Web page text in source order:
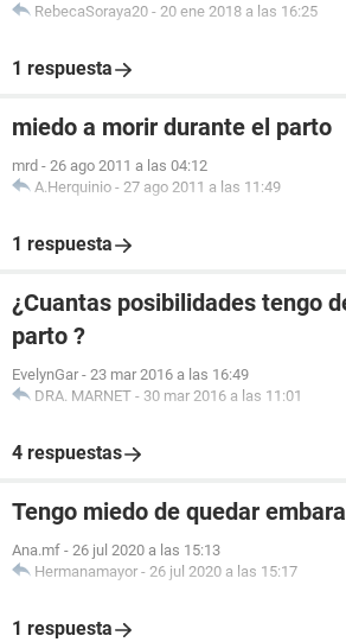
RebecaSoraya20 - 20 ene 2018 a las 16:25
1 respuesta
miedo a morir durante el parto
mrd - 26 ago 2011 a las 04:12
A.Herquinio - 27 ago 2011 a las 11:49
1 respuesta
¿Cuantas posibilidades tengo
parto ?
EvelynGar - 23 mar 2016 a las 16:49
DRA. MARNET - 30 mar 2016 a las 11:01
4 respuestas
Tengo miedo de quedar
Ana.mf - 26 jul 2020 a las 15:13
Hermanamayor - 26 jul 2020 a las 15:17
1 respuesta